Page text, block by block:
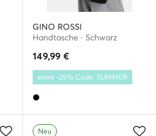
GINO ROSSI
Handtasche · Schwarz
149,99 €
extra -25% Code: SUMMER
Neu